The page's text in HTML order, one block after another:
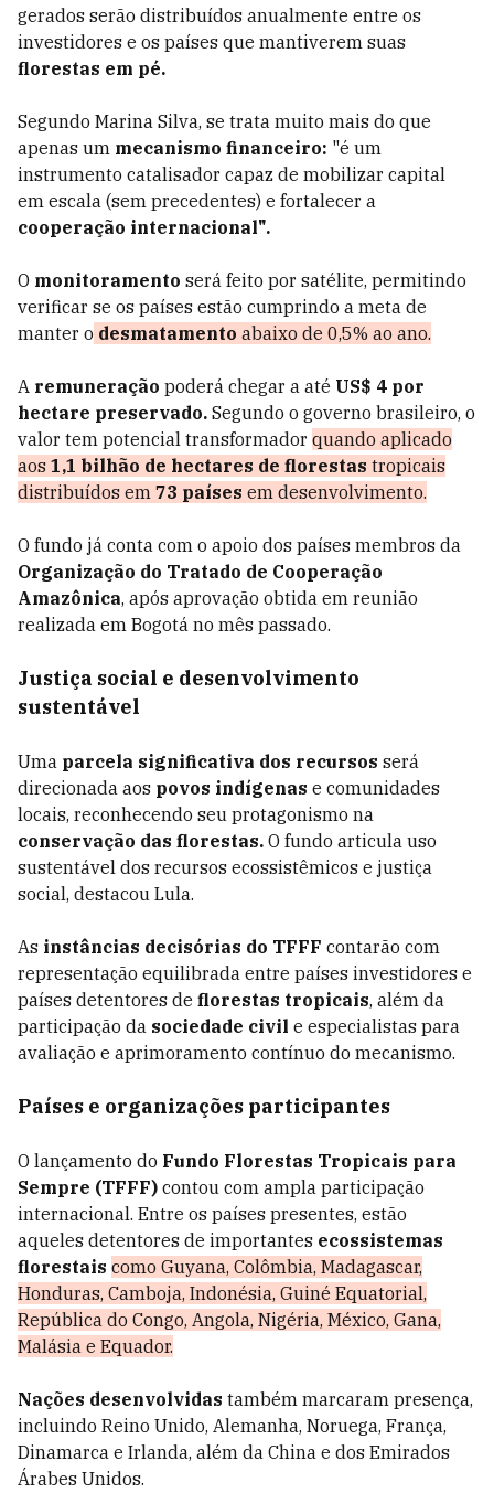
gerados serão distribuídos anualmente entre os
investidores e os países que mantiverem suas
florestas em pé.
Segundo Marina Silva, se trata muito mais do que
apenas um mecanismo financeiro: "é um
instrumento catalisador capaz de mobilizar capital
em escala (sem precedentes) e fortalecer a
cooperação internacional".
O monitoramento será feito por satélite, permitindo
verificar se os países estão cumprindo a meta de
manter o desmatamento abaixo de 0,5% ao ano.
A remuneração poderá chegar a até US$ 4 por
hectare preservado. Segundo o governo brasileiro, o
valor tem potencial transformador quando aplicado
aos 1,1 bilhão de hectares de florestas tropicais
distribuídos em 73 países em desenvolvimento.
O fundo já conta com o apoio dos países membros da
Organização do Tratado de Cooperação
Amazônica, após aprovação obtida em reunião
realizada em Bogotá no mês passado.
Justiça social e desenvolvimento
sustentável
Uma parcela significativa dos recursos será
direcionada aos povos indígenas e comunidades
locais, reconhecendo seu protagonismo na
conservação das florestas. O fundo articula uso
sustentável dos recursos ecossistêmicos e justiça
social, destacou Lula.
As instâncias decisórias do TFFF contarão com
representação equilibrada entre países investidores e
países detentores de florestas tropicais, além da
participação da sociedade civil e especialistas para
avaliação e aprimoramento contínuo do mecanismo.
Países e organizações participantes
O lançamento do Fundo Florestas Tropicais para
Sempre (TFFF) contou com ampla participação
internacional. Entre os países presentes, estão
aqueles detentores de importantes ecossistemas
florestais como Guyana, Colômbia, Madagascar,
Honduras, Camboja, Indonésia, Guiné Equatorial,
República do Congo, Angola, Nigéria, México, Gana,
Malásia e Equador.
Nações desenvolvidas também marcaram presença,
incluindo Reino Unido, Alemanha, Noruega, França,
Dinamarca e Irlanda, além da China e dos Emirados
Árabes Unidos.